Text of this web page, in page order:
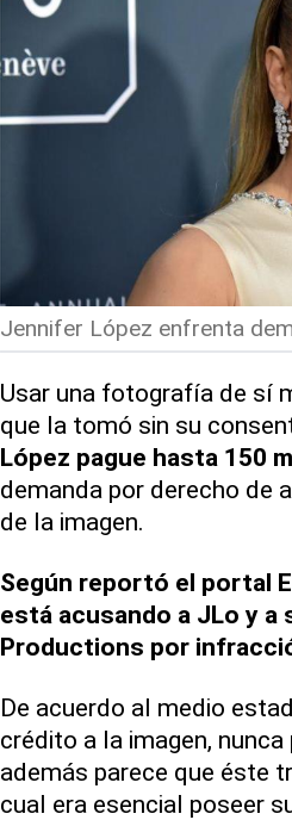
Jennifer López enfrenta
Usar una fotografía de sí
que la tomó sin su
López pague hasta 150
demanda por derecho de
de la imagen.
Según reportó el portal
está acusando a JLo y
Productions por
De acuerdo al medio
crédito a la imagen,
además parece que éste
cual era esencial poseer